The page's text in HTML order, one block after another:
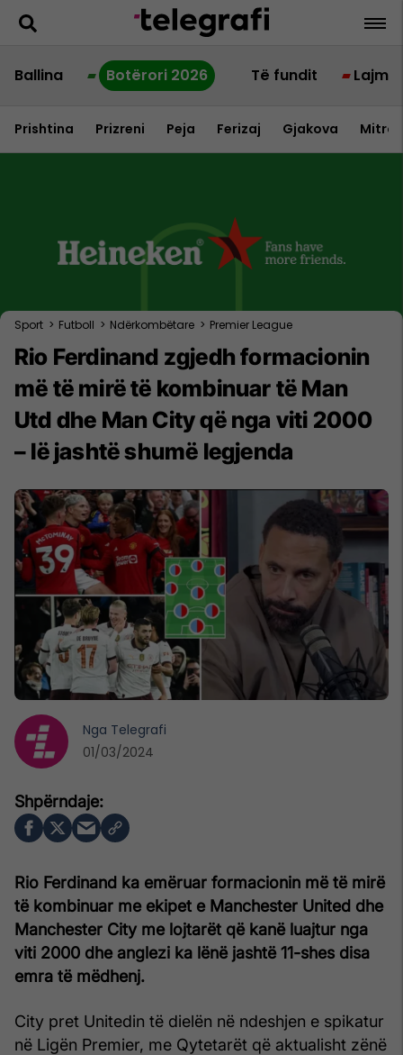
Ballina Botërori 2026 Të fundit Lajme
Prishtina Prizreni Peja Ferizaj Gjakova
Sport > Futboll > Ndërkombëtare > Premier League
Rio Ferdinand zgjedh formacionin
më të mirë të kombinuar të Man
Utd dhe Man City që nga viti 2000
– lë jashtë shumë legjenda
Rio Ferdinand ka emëruar formacionin më të mirë
të kombinuar me ekipet e Manchester United dhe
Manchester City me lojtarët që kanë luajtur nga
viti 2000 dhe anglezi ka lënë jashtë 11-shes disa
emra të mëdhenj.
City pret Unitedin të dielën në ndeshjen e spikatur
në Ligën Premier, me Qytetarët që aktualisht zënë
Nga Telegrafi
01/03/2024